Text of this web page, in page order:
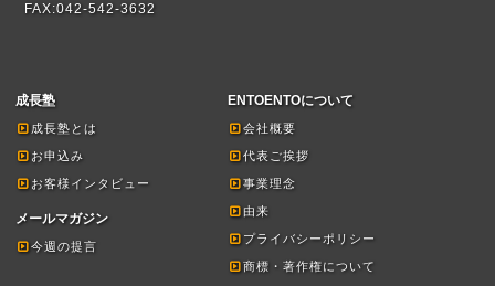
FAX:042-542-3632
成長塾
成長塾とは
お申込み
お客様インタビュー
メールマガジン
今週の提言
ENTOENTOについて
会社概要
代表ご挨拶
事業理念
由来
プライバシーポリシー
商標・著作権について